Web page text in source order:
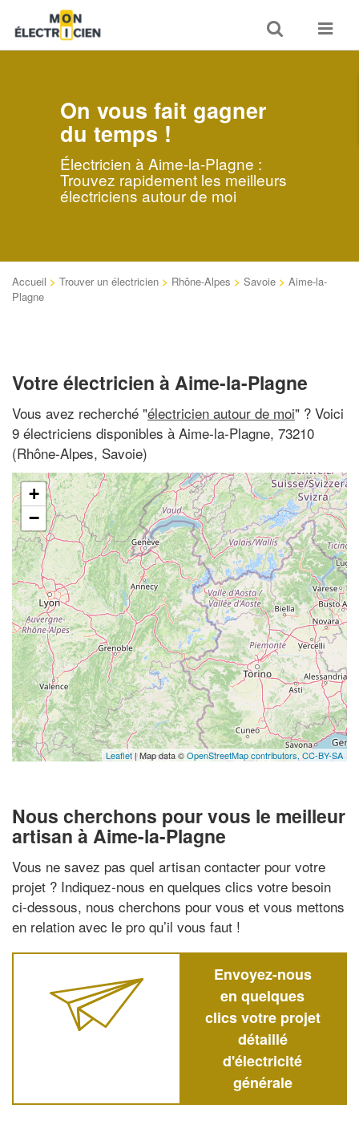
Toggle
search
Toggle
On vous fait gagner
du temps !
Électricien à Aime-la-Plagne :
Trouvez rapidement les meilleurs
électriciens autour de moi
Accueil > Trouver un électricien > Rhône-Alpes > Savoie > Aime-la-
Plagne
Votre électricien à Aime-la-Plagne
Vous avez recherché "électricien autour de moi" ? Voici
9 électriciens disponibles à Aime-la-Plagne, 73210
(Rhône-Alpes, Savoie)
+
−
Leaflet| Map data ©OpenStreetMap contributors, CC-BY-SA
Nous cherchons pour vous le meilleur
artisan à Aime-la-Plagne
Vous ne savez pas quel artisan contacter pour votre
projet ? Indiquez-nous en quelques clics votre besoin
ci-dessous, nous cherchons pour vous et vous mettons
en relation avec le pro qu’il vous faut !
Envoyez-nous
en quelques
clics votre projet
détaillé
d'électricité
générale